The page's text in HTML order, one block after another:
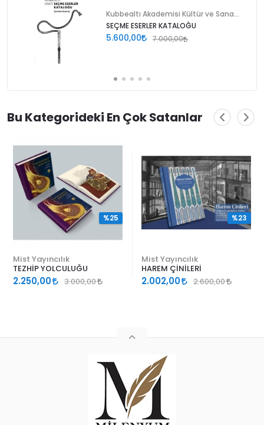
SEÇME ESERLER KATALOĞU
5.600,00 7.000,00
Bu Kategorideki En Çok Satanlar
Mist Yayıncılık
TEZHİP YOLCULUĞU
2.250,00 3.000,00
%25
Mist Yayıncılık
HAREM ÇİNİLERİ
2.002,00 2.600,00
%23